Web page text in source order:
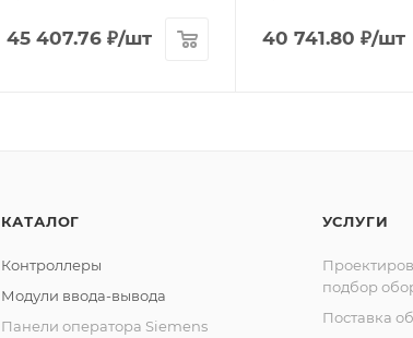
4
45 407.76₽/шт 2
40 741.80 ₽/шт
КАТАЛОГ
Контроллеры
Модули ввода-вывода
Панели оператора Siemens
УСЛУГИ
подбор
Поставка